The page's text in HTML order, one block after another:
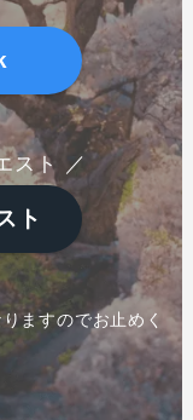
スト ／
ト
ますのでお止めく